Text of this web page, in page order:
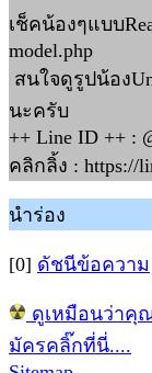
เช็คน้องๆแบบ
model.php
สนใจดูรูปน้อง
นะครับ
++ Line ID ++ :
คลิกลิ้ง : https://
นำร่อง
[0] ดัชนีข้อความ
ดูเหมือนว่าคุ
มัครคลิ๊กที่นี่....